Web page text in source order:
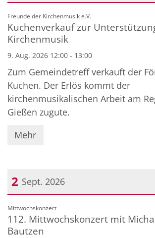
Datum: 9. August 2026
Freunde der Kirchenmusik e.V.
Kuchenverkauf zur
Kirchenmusik
9. Aug. 2026 12:00 - 13:00
Zum Gemeindetreff verkauft der
Kuchen. Der Erlös kommt der
kirchenmusikalischen Arbeit am
Gießen zugute.
Mehr
2 Sept. 2026
Datum: 2. September 2026
Mittwochskonzert:
112. Mittwochskonzert mit
Bautzen